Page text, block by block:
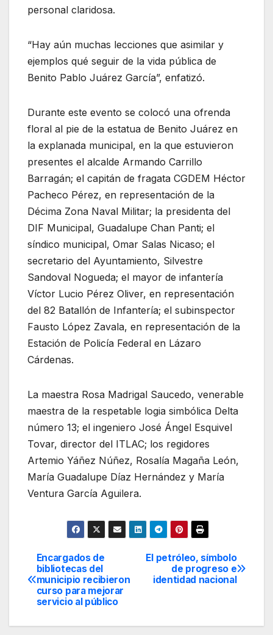
personal claridosa.
“Hay aún muchas lecciones que asimilar y
ejemplos qué seguir de la vida pública de
Benito Pablo Juárez García”, enfatizó.
Durante este evento se colocó una ofrenda
floral al pie de la estatua de Benito Juárez en
la explanada municipal, en la que estuvieron
presentes el alcalde Armando Carrillo
Barragán; el capitán de fragata CGDEM Héctor
Pacheco Pérez, en representación de la
Décima Zona Naval Militar; la presidenta del
DIF Municipal, Guadalupe Chan Panti; el
síndico municipal, Omar Salas Nicaso; el
secretario del Ayuntamiento, Silvestre
Sandoval Nogueda; el mayor de infantería
Víctor Lucio Pérez Oliver, en representación
del 82 Batallón de Infantería; el subinspector
Fausto López Zavala, en representación de la
Estación de Policía Federal en Lázaro
Cárdenas.
La maestra Rosa Madrigal Saucedo, venerable
maestra de la respetable logia simbólica Delta
número 13; el ingeniero José Ángel Esquivel
Tovar, director del ITLAC; los regidores
Artemio Yáñez Núñez, Rosalía Magaña León,
María Guadalupe Díaz Hernández y María
Ventura García Aguilera.
Navegación
de
entradas
El petróleo, símbolo
de progreso e
identidad nacional
Encargados de
bibliotecas del
municipio recibieron
curso para mejorar
servicio al público